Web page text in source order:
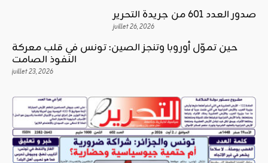
صدور العدد 601 من جريدة التحرير
juillet 26, 2026
حين تموّل أوروبا وتنجز الصين: تونس في قلب معركة
النفوذ الصامت
juillet 23, 2026